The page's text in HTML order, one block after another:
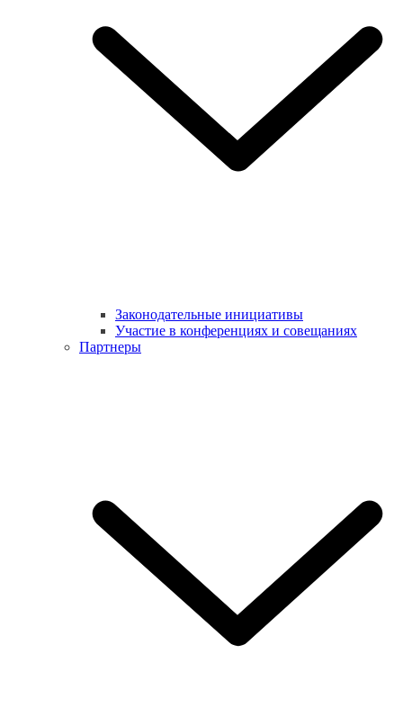
Законодательные инициативы
Участие в конференциях и совещаниях
Партнеры